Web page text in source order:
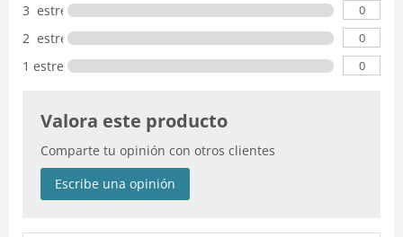
3 estrellas 0
2 estrellas 0
1 estrella 0
Valora este producto
Comparte tu opinión con otros clientes
Escribe una opinión